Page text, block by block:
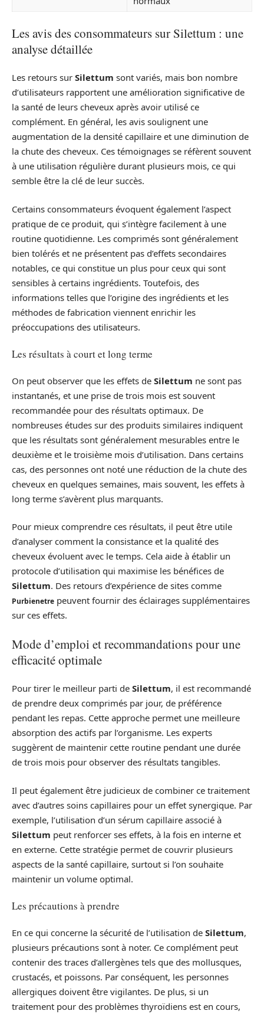
Les avis des consommateurs sur Silettum : une
analyse détaillée
Les retours sur Silettum sont variés, mais bon nombre
d’utilisateurs rapportent une amélioration significative de
la santé de leurs cheveux après avoir utilisé ce
complément. En général, les avis soulignent une
augmentation de la densité capillaire et une diminution de
la chute des cheveux. Ces témoignages se réfèrent souvent
à une utilisation régulière durant plusieurs mois, ce qui
semble être la clé de leur succès.
Certains consommateurs évoquent également l’aspect
pratique de ce produit, qui s’intègre facilement à une
routine quotidienne. Les comprimés sont généralement
bien tolérés et ne présentent pas d’effets secondaires
notables, ce qui constitue un plus pour ceux qui sont
sensibles à certains ingrédients. Toutefois, des
informations telles que l’origine des ingrédients et les
méthodes de fabrication viennent enrichir les
préoccupations des utilisateurs.
Les résultats à court et long terme
On peut observer que les effets de Silettum ne sont pas
instantanés, et une prise de trois mois est souvent
recommandée pour des résultats optimaux. De
nombreuses études sur des produits similaires indiquent
que les résultats sont généralement mesurables entre le
deuxième et le troisième mois d’utilisation. Dans certains
cas, des personnes ont noté une réduction de la chute des
cheveux en quelques semaines, mais souvent, les effets à
long terme s’avèrent plus marquants.
Pour mieux comprendre ces résultats, il peut être utile
d’analyser comment la consistance et la qualité des
cheveux évoluent avec le temps. Cela aide à établir un
protocole d’utilisation qui maximise les bénéfices de
Silettum. Des retours d’expérience de sites comme
Purbienetre peuvent fournir des éclairages supplémentaires
sur ces effets.
Mode d’emploi et recommandations pour une
efficacité optimale
Pour tirer le meilleur parti de Silettum, il est recommandé
de prendre deux comprimés par jour, de préférence
pendant les repas. Cette approche permet une meilleure
absorption des actifs par l’organisme. Les experts
suggèrent de maintenir cette routine pendant une durée
de trois mois pour observer des résultats tangibles.
Il peut également être judicieux de combiner ce traitement
avec d’autres soins capillaires pour un effet synergique. Par
exemple, l’utilisation d’un sérum capillaire associé à
Silettum peut renforcer ses effets, à la fois en interne et
en externe. Cette stratégie permet de couvrir plusieurs
aspects de la santé capillaire, surtout si l’on souhaite
maintenir un volume optimal.
Les précautions à prendre
En ce qui concerne la sécurité de l’utilisation de Silettum,
plusieurs précautions sont à noter. Ce complément peut
contenir des traces d’allergènes tels que des mollusques,
crustacés, et poissons. Par conséquent, les personnes
allergiques doivent être vigilantes. De plus, si un
traitement pour des problèmes thyroïdiens est en cours,